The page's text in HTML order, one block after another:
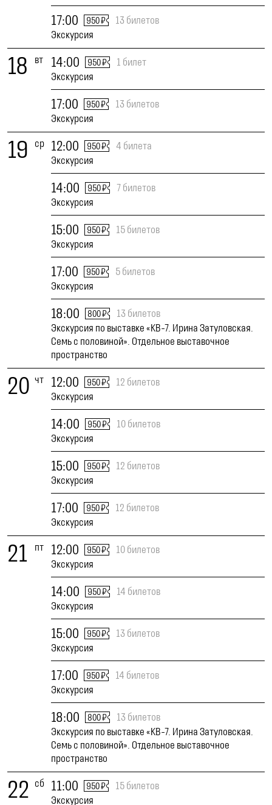
17:00 950 ₽
13 билетов
Экскурсия
18 вт 14:00 950 ₽
1 билет
Экскурсия
17:00 950 ₽
13 билетов
Экскурсия
19 ср 12:00 950 ₽
4 билета
Экскурсия
14:00 950 ₽
7 билетов
Экскурсия
15:00 950 ₽
15 билетов
Экскурсия
17:00 950 ₽
5 билетов
Экскурсия
18:00 800 ₽
13 билетов
Экскурсия по выставке «КВ-7. Ирина Затуловская.
Семь с половиной». Отдельное выставочное
пространство
20 чт 12:00 950 ₽
12 билетов
Экскурсия
14:00 950 ₽
10 билетов
Экскурсия
15:00 950 ₽
12 билетов
Экскурсия
17:00 950 ₽
12 билетов
Экскурсия
21 пт 12:00 950 ₽
10 билетов
Экскурсия
14:00 950 ₽
14 билетов
Экскурсия
15:00 950 ₽
13 билетов
Экскурсия
17:00 950 ₽
14 билетов
Экскурсия
18:00 800 ₽
13 билетов
Экскурсия по выставке «КВ-7. Ирина Затуловская.
Семь с половиной». Отдельное выставочное
пространство
22 сб 11:00 950 ₽
15 билетов
Экскурсия